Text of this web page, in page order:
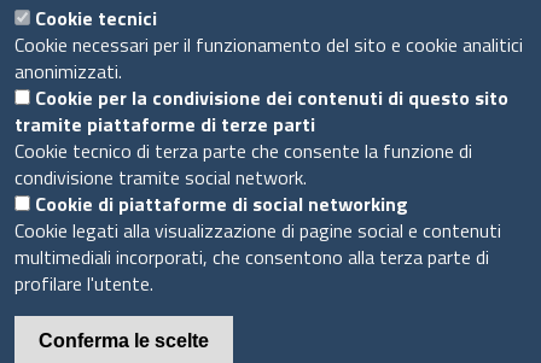
Privacy Policy
Cookie Policy
Piè
di
pagina
Powered by InfoCamere © 2020 Assocamerestero
Cookie tecnici
Cookie necessari per il funzionamento del sito e cookie analitici
anonimizzati.
Cookie per la condivisione dei contenuti di questo sito
tramite piattaforme di terze parti
Cookie tecnico di terza parte che consente la funzione di
condivisione tramite social network.
Cookie di piattaforme di social networking
Cookie legati alla visualizzazione di pagine social e contenuti
multimediali incorporati, che consentono alla terza parte di
profilare l'utente.
Conferma le scelte